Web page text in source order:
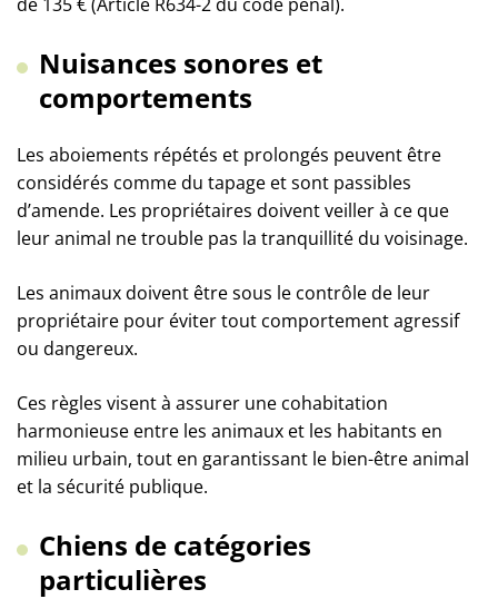
Nuisances sonores et
comportements
Les aboiements répétés et prolongés peuvent être
considérés comme du tapage et sont passibles
d’amende. Les propriétaires doivent veiller à ce que
leur animal ne trouble pas la tranquillité du voisinage.
Les animaux doivent être sous le contrôle de leur
propriétaire pour éviter tout comportement agressif
ou dangereux.
Ces règles visent à assurer une cohabitation
harmonieuse entre les animaux et les habitants en
milieu urbain, tout en garantissant le bien-être animal
et la sécurité publique.
Chiens de catégories
particulières